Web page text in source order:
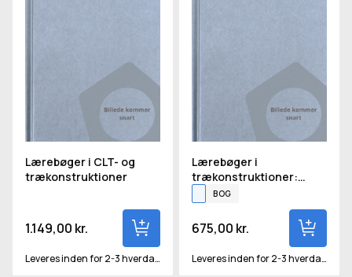
Lærebøger i CLT- og
trækonstruktioner
1.149,00 kr.
Leveres inden for 2-3 hverdage
Lærebøger i
trækonstruktioner:
Beregning af
forbindelser og
trækonstruktioner
BOG
675,00 kr.
Leveres inden for 2-3 hverdage